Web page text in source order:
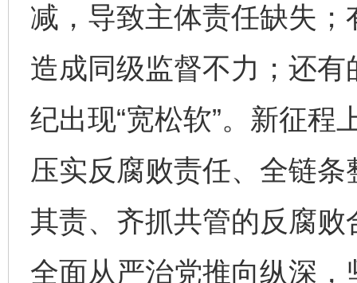
减，导致主体责任缺失；
造成同级监督不力；还
纪出现“宽松软”。新征程
压实反腐败责任、全链
其责、齐抓共管的反腐
全面从严治党推向纵深